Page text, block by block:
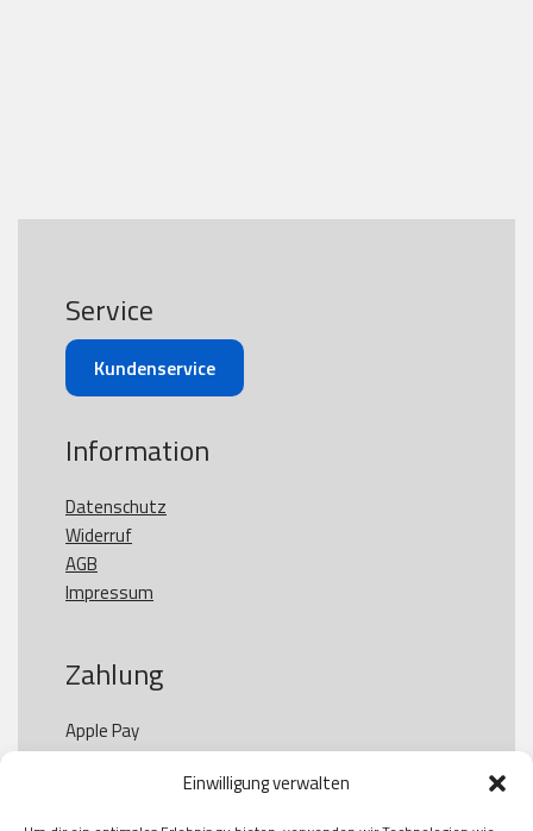
Einwilligung verwalten
Service
Kundenservice
Information
Datenschutz
Widerruf
AGB
Impressum
Zahlung
Apple Pay
Paypal